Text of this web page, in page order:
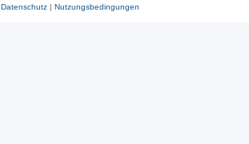
Datenschutz| Nutzungsbedingungen